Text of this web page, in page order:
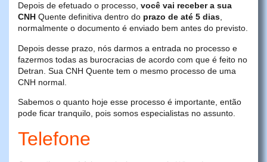
Depois de efetuado o processo, você vai receber a sua
CNH Quente definitiva dentro do prazo de até 5 dias,
normalmente o documento é enviado bem antes do previsto.
Depois desse prazo, nós darmos a entrada no processo e
fazermos todas as burocracias de acordo com que é feito no
Detran. Sua CNH Quente tem o mesmo processo de uma
CNH normal.
Sabemos o quanto hoje esse processo é importante, então
pode ficar tranquilo, pois somos especialistas no assunto.
Telefone